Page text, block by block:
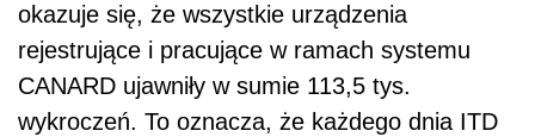
okazuje się, że wszystkie urządzenia
rejestrujące i pracujące w ramach systemu
CANARD ujawniły w sumie 113,5 tys.
wykroczeń. To oznacza, że każdego dnia ITD